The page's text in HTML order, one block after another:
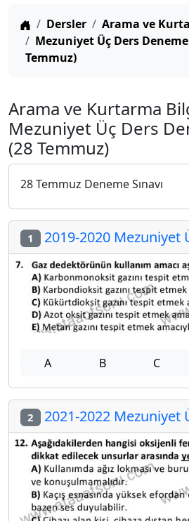
Anasayfa
Dersler
Arama ve
Mezuniyet Üç Ders Deneme
Temmuz)
Arama ve Kurtarma
Mezuniyet Üç Ders
(28 Temmuz)
28 Temmuz Deneme Sınavı
1 2019-2020 Mezuniyet
A B C
2 2021-2022 Mezuniyet